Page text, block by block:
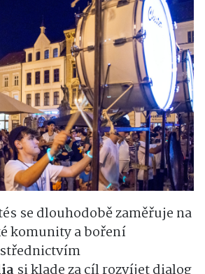
se dlouhodobě zaměřuje na
komunity a boření